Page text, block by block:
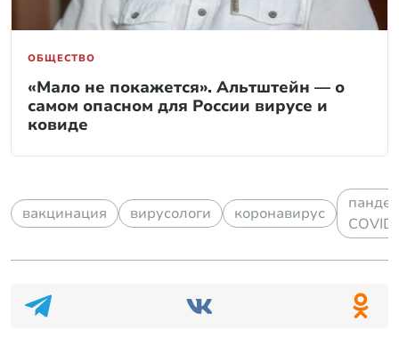
ОБЩЕСТВО
«Мало не покажется». Альтштейн — о
самом опасном для России вирусе и
ковиде
вакцинация вирусологи коронавирус